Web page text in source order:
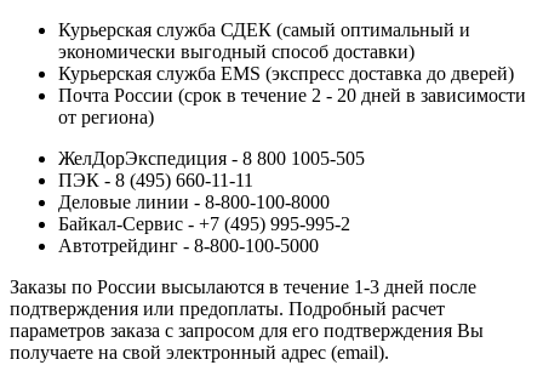
Курьерская служба СДЕК (самый оптимальный и
экономически выгодный способ доставки)
Курьерская служба EMS (экспресс доставка до дверей)
Почта России (срок в течение 2 - 20 дней в зависимости
от региона)
ЖелДорЭкспедиция - 8 800 1005-505
ПЭК - 8 (495) 660-11-11
Деловые линии - 8-800-100-8000
Байкал-Сервис - +7 (495) 995-995-2
Автотрейдинг - 8-800-100-5000
Заказы по России высылаются в течение 1-3 дней после
подтверждения или предоплаты. Подробный расчет
параметров заказа с запросом для его подтверждения Вы
получаете на свой электронный адрес (email).